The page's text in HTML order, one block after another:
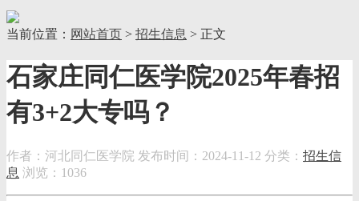
当前位置： 网站首页 > 招生信息 > 正文
石家庄同仁医学院2025年春招
有3+2大专吗？
作者：河北同仁医学院 发布时间：2024-11-12 分类： 招生信
息 浏览：1036